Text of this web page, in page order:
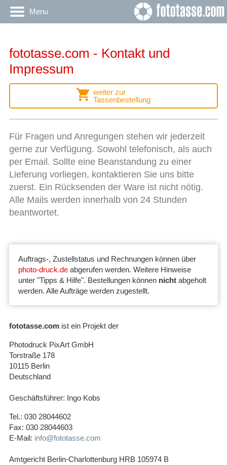
Menu
fototasse.com - Kontakt und
Impressum
weiter zur
Tassenbestellung
Für Fragen und Anregungen stehen wir jederzeit
gerne zur Verfügung. Sowohl telefonisch, als auch
per Email. Sollte eine Beanstandung zu einer
Lieferung vorliegen, kontaktieren Sie uns bitte
zuerst. Ein Rücksenden der Ware ist nicht nötig.
Alle Mails werden innerhalb von 24 Stunden
beantwortet.
Auftrags-, Zustellstatus und Rechnungen können über
photo-druck.de abgerufen werden. Weitere Hinweise
unter "Tipps & Hilfe". Bestellungen können nicht abgeholt
werden. Alle Aufträge werden zugestellt.
fototasse.com ist ein Projekt der
Photodruck PixArt GmbH
Torstraße 178
10115 Berlin
Deutschland
Geschäftsführer: Ingo Kobs
Tel.: 030 28044602
Fax: 030 28044603
E-Mail: info@fototasse.com
Amtgericht Berlin-Charlottenburg HRB 105974 B